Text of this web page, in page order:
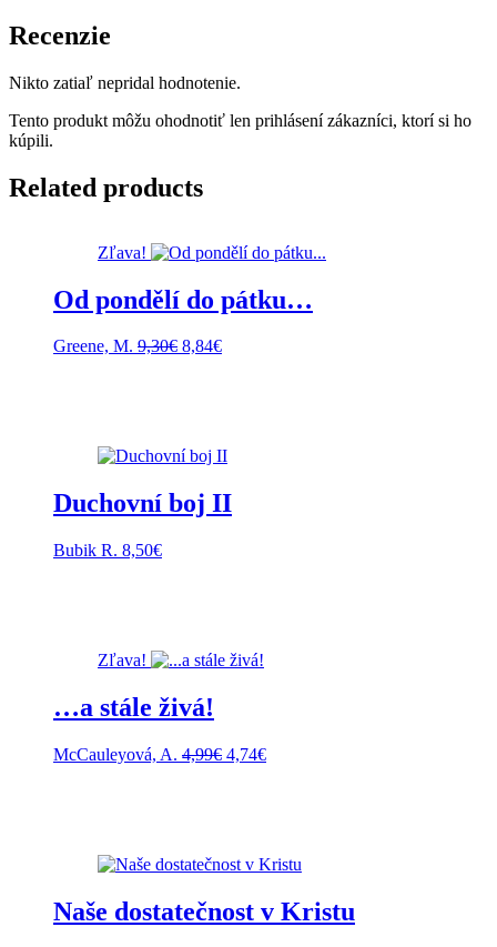
Recenzie
Nikto zatiaľ nepridal hodnotenie.
Tento produkt môžu ohodnotiť len prihlásení zákazníci, ktorí si ho
kúpili.
Related products
Zľava!
Od pondělí do pátku…
Greene, M. 9,30€ Pôvodná
8,84€Aktuálna
Duchovní boj II
Bubik R. 8,50€
Zľava!
…a stále živá!
McCauleyová, A. 4,99€ Pôvodná
4,74€Aktuálna
Naše dostatečnost v Kristu